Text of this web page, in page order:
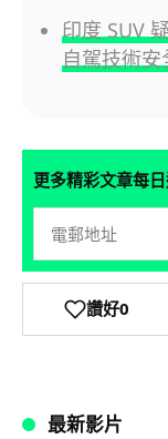
印度 SUV
自駕技術
更多精彩文章每
讚好0
最新影片